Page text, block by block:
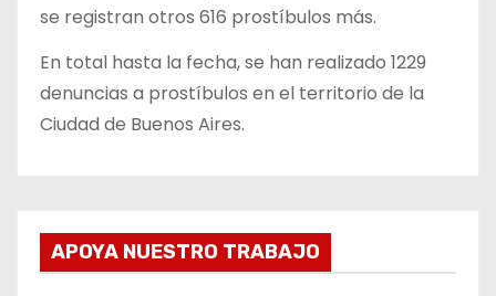
se registran otros 616 prostíbulos más.
En total hasta la fecha, se han realizado 1229
denuncias a prostíbulos en el territorio de la
Ciudad de Buenos Aires.
APOYA NUESTRO TRABAJO